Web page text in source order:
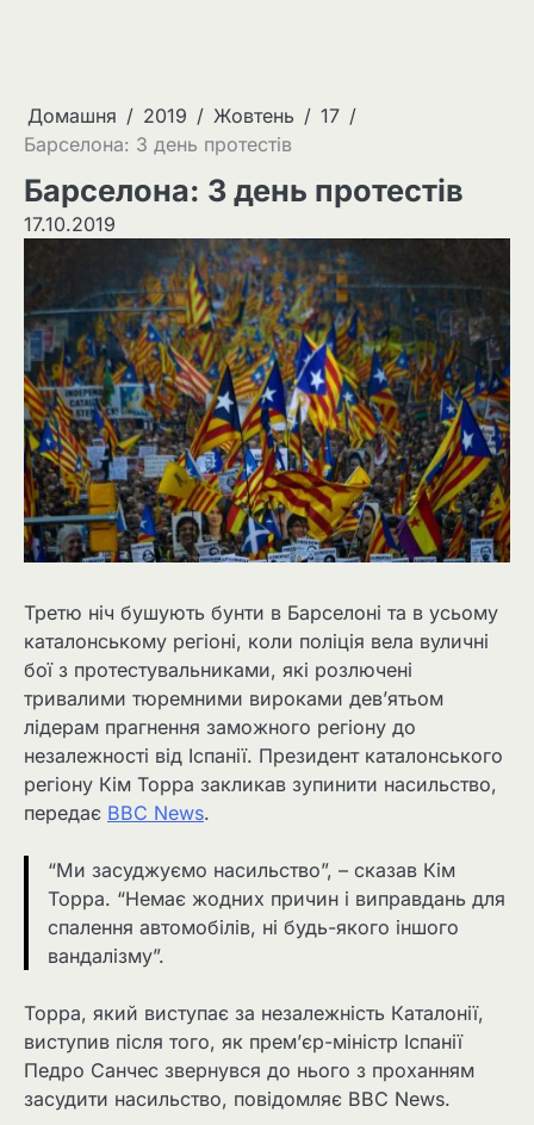
Домашня 2019 Жовтень
17
Барселона: 3 день протестів
Барселона: 3 день протестів
17.10.2019
Третю ніч бушують бунти в Барселоні та в усьому
каталонському регіоні, коли поліція вела вуличні
бої з протестувальниками, які розлючені
тривалими тюремними вироками дев’ятьом
лідерам прагнення заможного регіону до
незалежності від Іспанії. Президент каталонського
регіону Кім Торра закликав зупинити насильство,
передає BBC News.
“Ми засуджуємо насильство”, – сказав Кім
Торра. “Немає жодних причин і виправдань для
спалення автомобілів, ні будь-якого іншого
вандалізму”.
Торра, який виступає за незалежність Каталонії,
виступив після того, як прем’єр-міністр Іспанії
Педро Санчес звернувся до нього з проханням
засудити насильство, повідомляє BBC News.